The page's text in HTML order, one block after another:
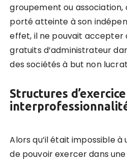
groupement ou association,
porté atteinte à son
effet, il ne pouvait accepter
gratuits d’administrateur
des sociétés à but non
Structures
Alors qu’il était impossible
de pouvoir exercer dans